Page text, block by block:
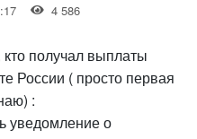
4 586
получал выплаты
России ( просто первая
:
уведомление о